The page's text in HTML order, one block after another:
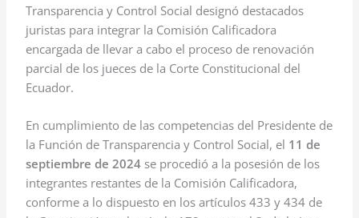
Transparencia y Control Social designó destacados
juristas para integrar la Comisión Calificadora
encargada de llevar a cabo el proceso de renovación
parcial de los jueces de la Corte Constitucional del
Ecuador.
En cumplimiento de las competencias del Presidente de
la Función de Transparencia y Control Social, el 11 de
septiembre de 2024 se procedió a la posesión de los
integrantes restantes de la Comisión Calificadora,
conforme a lo dispuesto en los artículos 433 y 434 de